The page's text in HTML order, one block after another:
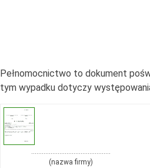
Pełnomocnictwo to dokument
tym wypadku dotyczy
………………………………………
(nazwa firmy)